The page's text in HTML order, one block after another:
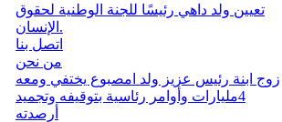
تعيين ولد داهي رئيسًا للجنة الوطنية لحقوق
الإنسان.
اتصل بنا
من نحن
زوج ابنة رئيس عزيز ولد امصبوع يختفي ومعه
4مليارات وأوامر رئاسية بتوقيفه وتجميد
أرصدته